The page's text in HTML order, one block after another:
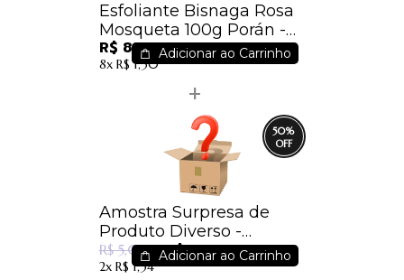
Esfoliante Bisnaga Rosa
Mosqueta 100g Porán -
PR56
R$ 8,41
8x R$ 1,30
Adicionar ao Carrinho
50%
Amostra Surpresa de
Produto Diverso -
Surpreenda-se
R$ 5,00 R$ 2,49
2x R$ 1,34
Adicionar ao Carrinho